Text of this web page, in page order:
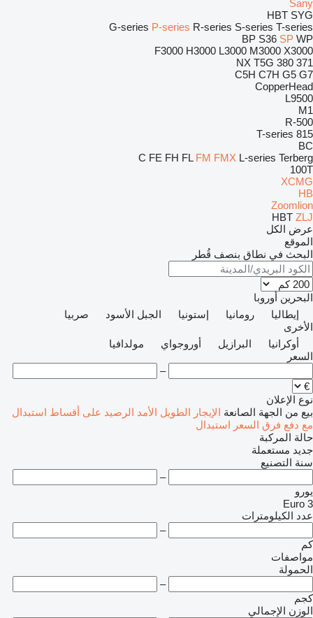
Sany
HBT SYG
G-series P-series R-series S-series T-series
BP S36 SP WP
F3000 H3000 L3000 M3000 X3000
371
380
NX T5G
C5H C7H G5 G7
CopperHead
L9500
M1
R-500
815
T-series
BC
C FE FH FL FM FMX L-series Terberg
100T
XCMG
HB
Zoomlion
HBT ZLJ
عرض الكل
الموقع
البحث في نطاق بنصف قُطر
البحرين أوروبا
إيطاليا
رومانيا إستونيا الجبل الأسود
صربيا
الأخرى
أوكرانيا
البرازيل أوروجواي
مولدافيا
السعر
–
نوع الإعلان
بيع من الجهة الصانعة الإيجار الطويل الأمد الرصيد على أقساط استبدال
مع دفع فرق السعر استبدال
حالة المركبة
جديد مستعملة
سنة التصنيع
–
يورو
Euro 3
عدد الكيلومترات
–
كم
مواصفات
الحمولة
–
كجم
الوزن الإجمالي